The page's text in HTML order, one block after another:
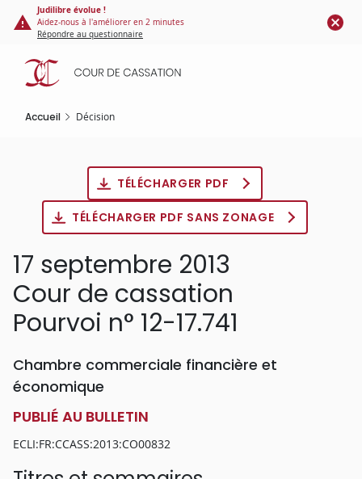
Panneau de gestion des cookies
contenu
principal
Judilibre évolue !
Aidez-nous à l'améliorer en 2 minutes
Répondre au questionnaire
Accueil Décision
TÉLÉCHARGER PDF
TÉLÉCHARGER PDF SANS ZONAGE
17 septembre 2013
Cour de cassation
Pourvoi n° 12-17.741
Chambre commerciale financière et
économique
PUBLIÉ AU BULLETIN
ECLI:FR:CCASS:2013:CO00832